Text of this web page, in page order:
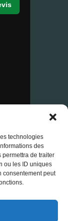
technologies
des
de traiter
ou les ID uniques
consentement peut
•